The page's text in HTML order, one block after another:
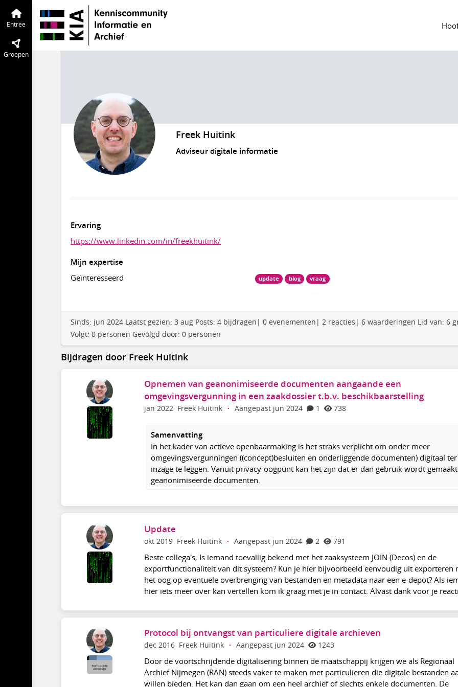
Entree
Groepen
Freek Huitink
Adviseur digitale informatie
Ervaring
https://www.linkedin.com/in/freekhuitink/
Mijn expertise
Geïnteresseerd update blog vraag
Sinds: jun 2024 Laatst gezien: 3 aug Posts: 4 bijdragen| 0 evenementen| 2 reacties| 6 waarderingen Lid van: 6
Volgt: 0 personen Gevolgd door: 0 personen
Bijdragen door Freek Huitink
Opnemen van geanonimiseerde documenten aangaande een
omgevingsvergunning in een zaakdossier t.b.v. beschikbaarstelling
jan 2022 Freek Huitink · Aangepast jun 2024 1 738
Samenvatting
In het kader van actieve openbaarmaking is het straks verplicht om onder meer
omgevingsvergunningen ((concept)besluiten en onderliggende documenten) digitaal ter
inzage te leggen. Vanuit privacy-oogpunt kan het zijn dat er dan gebruik wordt
geanonimiseerde documenten.
Update
okt 2019 Freek Huitink · Aangepast jun 2024 2 791
Beste collega's, Is iemand toevallig bekend met het zaaksysteem JOIN (Decos) en de
exportfunctionaliteit van dit systeem? Kun je hier bijvoorbeeld eenvoudig uit exporteren
het oog op eventuele overbrenging van bestanden en metadata naar een e-depot? Als
hier iets meer over kan vertellen kom ik graag met je in contact. Alvast dank voor je
Protocol bij ontvangst van particuliere digitale archieven
dec 2016 Freek Huitink · Aangepast jun 2024 1243
Door de voortschrijdende digitalisering binnen de maatschappij krijgen we als Regionaal
Archief Nijmegen (RAN) steeds vaker te maken met particulieren die digitale bestanden
willen bieden. Het kan dan gaan om een heel archief of slechts enkele documenten. De